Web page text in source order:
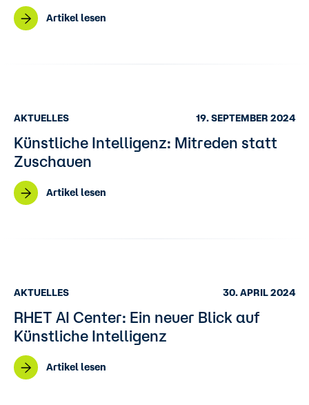
Artikel lesen
AKTUELLES 19. SEPTEMBER 2024
Künstliche Intelligenz: Mitreden statt
Zuschauen
Artikel lesen
AKTUELLES 30. APRIL 2024
RHET AI Center: Ein neuer Blick auf
Künstliche Intelligenz
Artikel lesen